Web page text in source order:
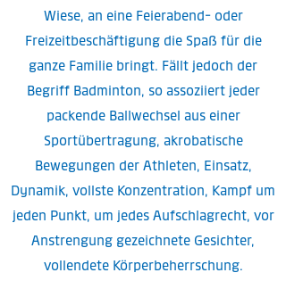
Wiese, an eine Feierabend- oder
Freizeitbeschäftigung die Spaß für die
ganze Familie bringt. Fällt jedoch der
Begriff Badminton, so assoziiert jeder
packende Ballwechsel aus einer
Sportübertragung, akrobatische
Bewegungen der Athleten, Einsatz,
Dynamik, vollste Konzentration, Kampf um
jeden Punkt, um jedes Aufschlagrecht, vor
Anstrengung gezeichnete Gesichter,
vollendete Körperbeherrschung.